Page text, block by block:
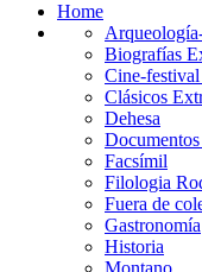
Home
Biografías
Cine-
Clásicos
Dehesa
Facsímil
Filologia
Fuera de
Gastronomía
Historia
Montano